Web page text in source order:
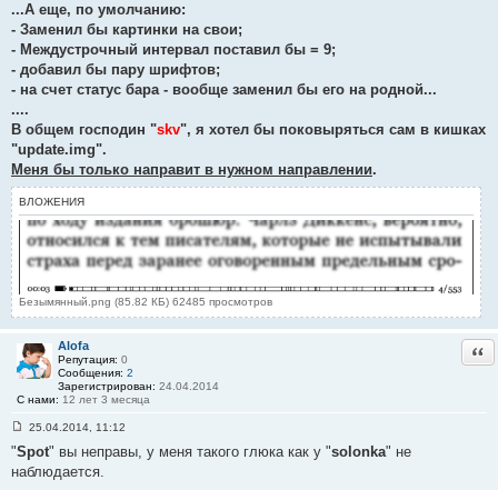
...А еще, по умолчанию:
- Заменил бы картинки на свои;
- Междустрочный интервал поставил бы = 9;
- добавил бы пару шрифтов;
- на счет статус бара - вообще заменил бы его на родной...
....
В общем господин "skv", я хотел бы поковыряться сам в кишках
"update.img".
Меня бы только направит в нужном направлении.
ВЛОЖЕНИЯ
Безымянный.png (85.82 КБ) 62485 просмотров
Alofa
Репутация: 0
Сообщения: 2
Зарегистрирован: 24.04.2014
С нами: 12 лет 3 месяца
о
о
б
25.04.2014, 11:12
"Spot" вы неправы, у меня такого глюка как у "solonka" не
наблюдается.